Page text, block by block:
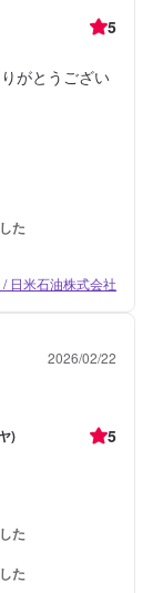
5
がとうござい
た
日米石油株式会社
2026/02/22
) 5
た
た